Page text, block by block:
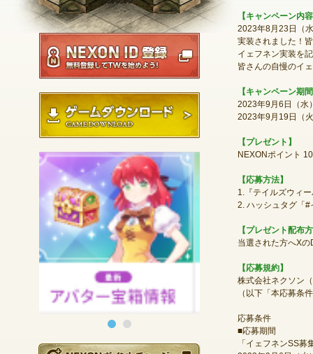
NEXON ID登録
ゲームダウンロード
NEXONポイントチ
【キャンペーン内
2023年8月23日（
実装されました！
イェフネン実装を
皆さんの自慢のイ
【キャンペーン期
2023年9月6日（水
2023年9月19日（
【プレゼント】
NEXONポイント
【応募方法】
1.『テイルズウィ
2. ハッシュタグ「
【プレゼント配布
当選された方へX
【応募規約】
株式会社ネクソン
（以下「本応募条
応募条件
■応募期間
「イェフネンSS